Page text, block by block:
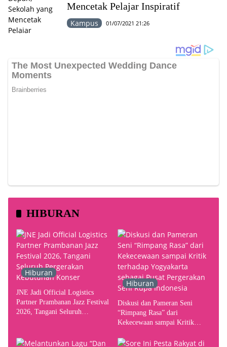
Mencetak Pelajar Inspiratif
Kampus 01/07/2021 21:26
HIBURAN
Hiburan
JNE Jadi Official Logistics
Partner Prambanan Jazz Festival
2026, Tangani Seluruh
Hiburan
Diskusi dan Pameran Seni
“Rimpang Rasa” dari
Kekecewaan sampai Kritik
Pusat Pergerakan Seni Rupa